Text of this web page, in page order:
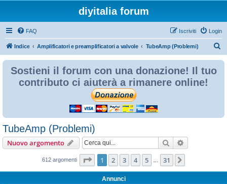
diyitalia forum
FAQ Login
Iscriviti
Indice Amplificatori e preamplificatori a valvole TubeAmp (Problemi)
Sostieni il forum con una donazione! Il tuo
contributo ci aiuterà a rimanere online!
TubeAmp (Problemi)
Nuovo argomento Cerca
612 argomenti Pagina di 31
1 2 3 4 5 31
Annunci